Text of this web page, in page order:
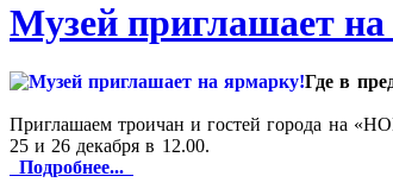
Музей приглашает
Где в
Приглашаем троичан и гостей города
25 и 26 декабря в 12.00.
Подробнее...